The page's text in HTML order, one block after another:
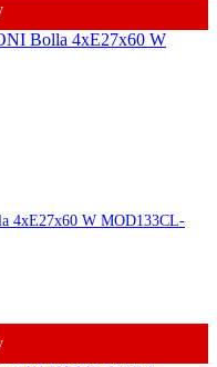
4хE27x60 W MOD133CL-